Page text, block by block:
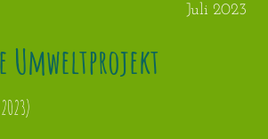
Juli 2023
Umweltprojekt